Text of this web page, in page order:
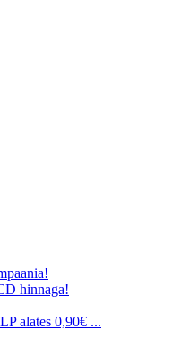
hinnaga!
alates 0,90€ ...